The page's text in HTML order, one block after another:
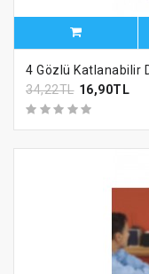
4 Gözlü Katlanabilir
34,22TL 16,90TL